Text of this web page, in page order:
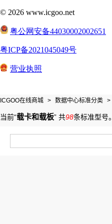
ICGOO在线商城 > 数据中心标准分类 >
当前“载卡和载板” 共98条标准型号。